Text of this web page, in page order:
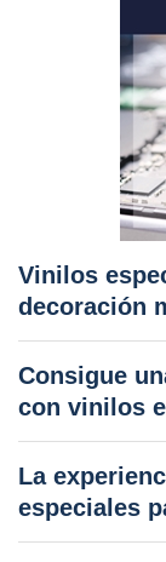
Vinilos
decoración
Consigue
con vinilos
La
especiales